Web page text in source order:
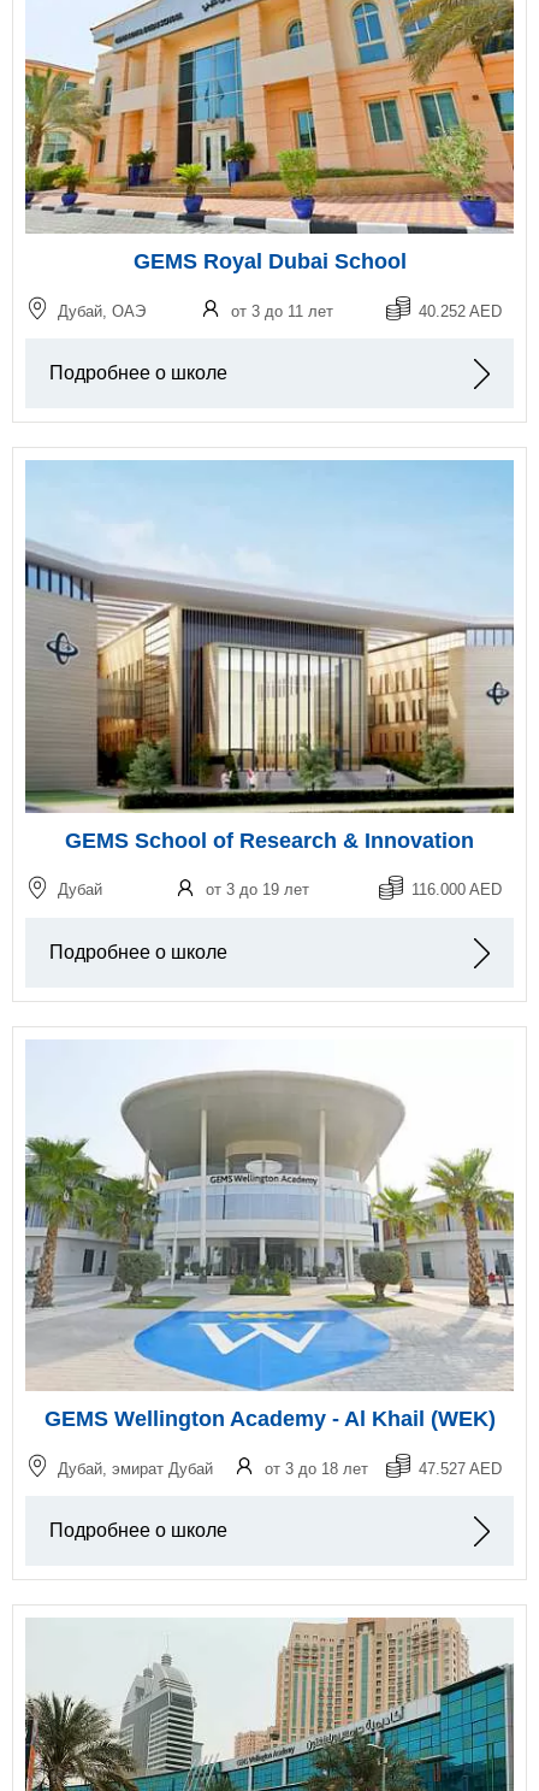
GEMS Royal Dubai School
Дубай, ОАЭ от 3 до 11 лет 40.252 AED
Подробнее о школе
GEMS School of Research & Innovation
Дубай от 3 до 19 лет 116.000 AED
Подробнее о школе
GEMS Wellington Academy - Al Khail (WEK)
Дубай, эмират Дубай от 3 до 18 лет 47.527 AED
Подробнее о школе